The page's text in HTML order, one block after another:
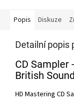
Popis Diskuze
Detailní popis
CD Sampler
British Sound
HD Mastering CD